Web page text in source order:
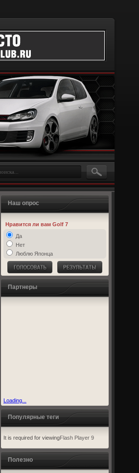
Наш опрос
Нравится ли вам Golf 7
Да
Нет
Люблю Японца
Партнеры
Loading...
Популярные теги
It is required for viewingFlash Player 9
Полезно